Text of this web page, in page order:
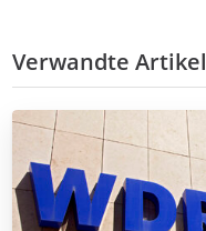
Verwandte Artikel